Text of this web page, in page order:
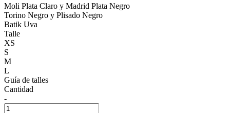
Moli Plata Claro y Madrid Plata Negro
Torino Negro y Plisado Negro
Batik Uva
Talle
XS
S
M
L
Guía de talles
Cantidad
-